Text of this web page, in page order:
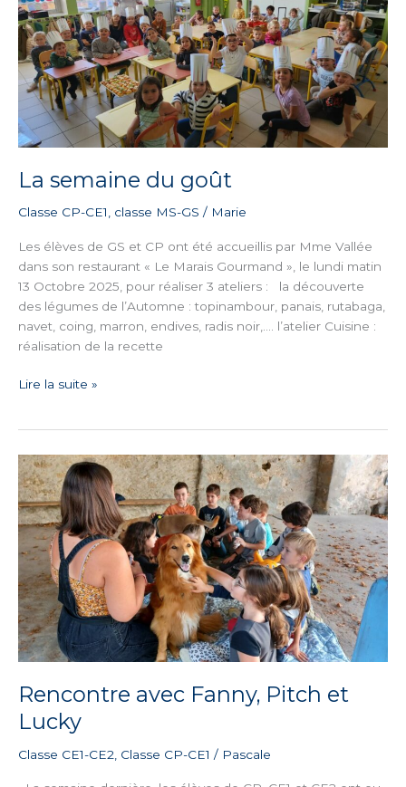
La semaine du goût
Classe CP-CE1, classe MS-GS / Marie
Les élèves de GS et CP ont été accueillis par Mme Vallée
dans son restaurant « Le Marais Gourmand », le lundi matin
13 Octobre 2025, pour réaliser 3 ateliers : la découverte
des légumes de l’Automne : topinambour, panais, rutabaga,
navet, coing, marron, endives, radis noir,…. l’atelier Cuisine :
réalisation de la recette
goût
Lire la suite »
Rencontre avec Fanny, Pitch et
Lucky
Classe CE1-CE2 Classe CP-CE1 / Pascale
Rencontre
avec
Fanny,
Pitch
Lucky